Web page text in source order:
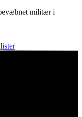
militær i